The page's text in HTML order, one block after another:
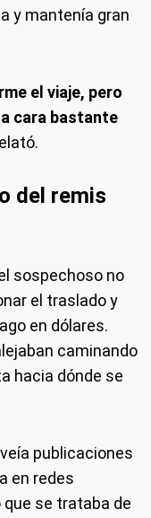
y mantenía gran
el viaje, pero
cara bastante
del remis
sospechoso no
el traslado y
en dólares.
caminando
hacia dónde se
publicaciones
en redes
se trataba de